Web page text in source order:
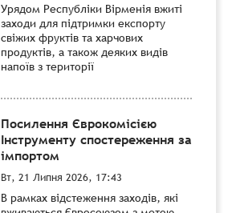
Урядом Республіки Вірменія вжиті
заходи для підтримки експорту
свіжих фруктів та харчових
продуктів, а також деяких видів
напоїв з території
Посилення Єврокомісією
Інструменту спостереження за
імпортом
Вт, 21 Липня 2026, 17:43
В рамках відстеження заходів, які